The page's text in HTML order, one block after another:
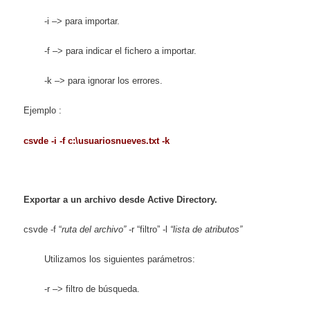
-i –> para importar.
-f –> para indicar el fichero a importar.
-k –> para ignorar los errores.
Ejemplo :
csvde -i -f c:\usuariosnueves.txt -k
Exportar a un archivo desde Active Directory.
csvde -f “ruta del archivo”-r “filtro” -l “lista de atributos”
Utilizamos los siguientes parámetros:
-r –> filtro de búsqueda.